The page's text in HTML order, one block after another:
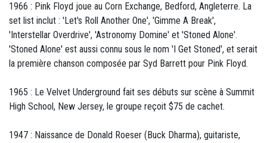
1966 : Pink Floyd joue au Corn Exchange, Bedford, Angleterre. La
set list inclut : 'Let's Roll Another One', 'Gimme A Break',
'Interstellar Overdrive', 'Astronomy Domine' et 'Stoned Alone'.
'Stoned Alone' est aussi connu sous le nom 'I Get Stoned', et serait
la première chanson composée par Syd Barrett pour Pink Floyd.
1965 : Le Velvet Underground fait ses débuts sur scène à Summit
High School, New Jersey, le groupe reçoit $75 de cachet.
1947 : Naissance de Donald Roeser (Buck Dharma), guitariste,